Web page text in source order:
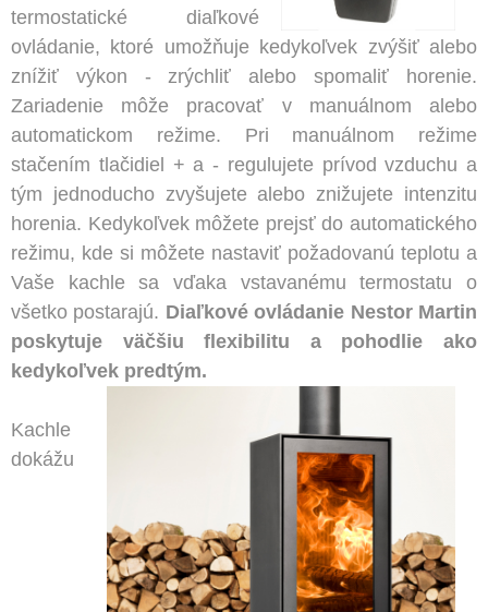
termostatické diaľkové
ovládanie, ktoré umožňuje kedykoľvek zvýšiť alebo
znížiť výkon - zrýchliť alebo spomaliť horenie.
Zariadenie môže pracovať v manuálnom alebo
automatickom režime. Pri manuálnom režime
stačením tlačidiel + a - regulujete prívod vzduchu a
tým jednoducho zvyšujete alebo znižujete intenzitu
horenia. Kedykoľvek môžete prejsť do automatického
režimu, kde si môžete nastaviť požadovanú teplotu a
Vaše kachle sa vďaka vstavanému termostatu o
všetko postarajú. Diaľkové ovládanie Nestor Martin
poskytuje väčšiu flexibilitu a pohodlie ako
kedykoľvek predtým.
Kachle
dokážu